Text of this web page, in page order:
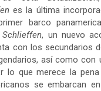
es la última
barco
Schlieffen, un nuevo
con los secundarios
así como con
lo que merece la
se embarcan